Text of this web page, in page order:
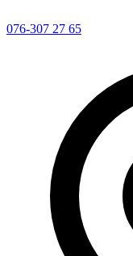
076-307 27 65